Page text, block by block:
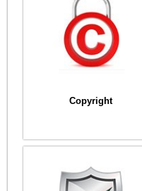
Copyright